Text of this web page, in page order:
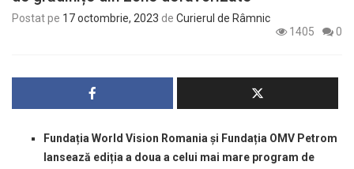
Postat pe 17 octombrie, 2023 de Curierul de Râmnic
1405
0
Fundația World Vision Romania și Fundația OMV Petrom
lansează ediția a doua a celui mai mare program de